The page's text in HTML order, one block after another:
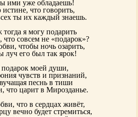
ими уже обладаешь!
что говорить,
ты их каждый знаешь.
тогда я могу подарить
что совсем не «подарок»?
чтобы ночь озарить,
луч его был так ярок!
моей души,
чувств и признаний,
песнь в тиши
что царит в Мирозданье.
что в сердцах живёт,
вечно будет стремиться,